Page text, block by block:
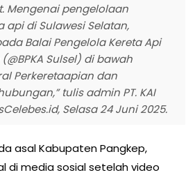
Mengenai pengelolaan
api di Sulawesi Selatan,
Balai Pengelola Kereta Api
Sulsel) di bawah
Perkeretaapian dan
tulis admin PT. KAI
Selasa 24 Juni 2025.
asal Kabupaten Pangkep,
di media sosial setelah video